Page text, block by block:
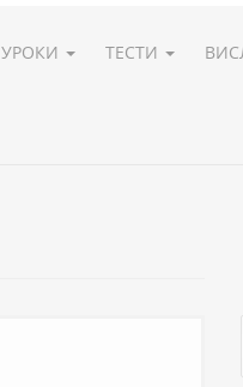
УРОКИ ТЕСТИ